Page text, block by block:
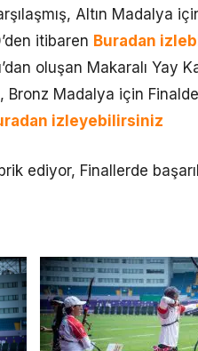
Altın Madalya
itibaren Buradan
oluşan Makaralı Yay
Bronz Madalya için
izleyebilirsiniz
ediyor, Finallerde